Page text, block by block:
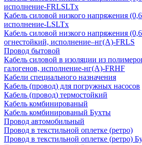
исполнение-FRLSLTx
Кабель силовой низкого напряжения
исполнение-LSLTx
Кабель силовой низкого напряжения
огнестойкий, исполнение–нг(А)-FRLS
Провод бытовой
Кабель силовой в изоляции из
галогенов, исполнение-нг(А)-FRHF
Кабели специального назначения
Кабель (провод) для погружных насосов
Кабель (провод) термостойкий
Кабель комбинированый
Кабель комбинированый Бухты
Провод автомобильный
Провод в текстильной оплетке (ретро)
Провод в текстильной оплетке (ретро)